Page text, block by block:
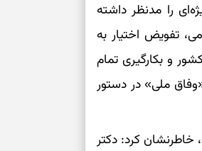
را مدنظر داشته
تفویض اختیار به
و بکارگیری تمام
ملی» در دستور
خاطرنشان کرد: دکتر